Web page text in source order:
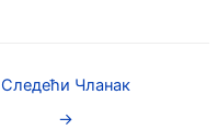
Следећи Чланак
→